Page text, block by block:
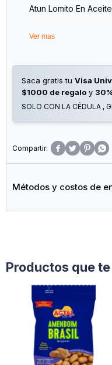
Atun Lomito En
Ver mas
Saca gratis tu Visa
$1000 de regalo y
SOLO CON LA CÉDULA ,
   
Métodos y costos de
Productos que